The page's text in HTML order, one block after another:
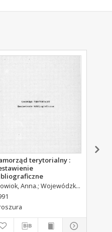
terytorialny :
Anna. Wojewódzka Biblioteka Publiczna w Kielcach. Dział Informacyjno-Bibliograficzny.